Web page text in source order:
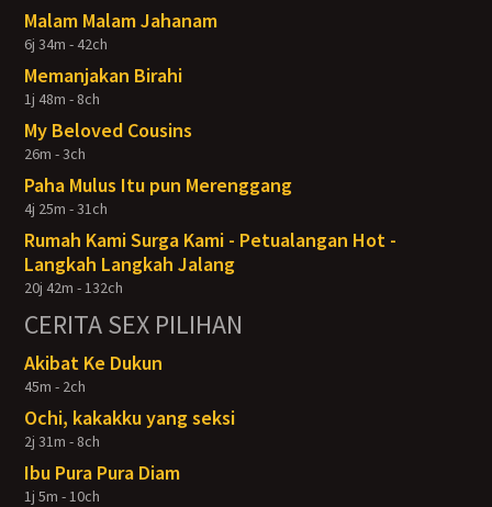
Malam Malam Jahanam
6j 34m - 42ch
Memanjakan Birahi
1j 48m - 8ch
My Beloved Cousins
26m - 3ch
Paha Mulus Itu pun Merenggang
4j 25m - 31ch
Rumah Kami Surga Kami - Petualangan Hot -
Langkah Langkah Jalang
20j 42m - 132ch
CERITA SEX PILIHAN
Akibat Ke Dukun
45m - 2ch
Ochi, kakakku yang seksi
2j 31m - 8ch
Ibu Pura Pura Diam
1j 5m - 10ch